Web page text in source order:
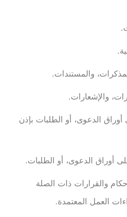
والمستندات.
والإشعارات.
الدعوى، أو الطلبات بإذن
أوراق الدعوى، أو الطلبات.
والقرارات ذات الصلة
العمل المعتمدة.